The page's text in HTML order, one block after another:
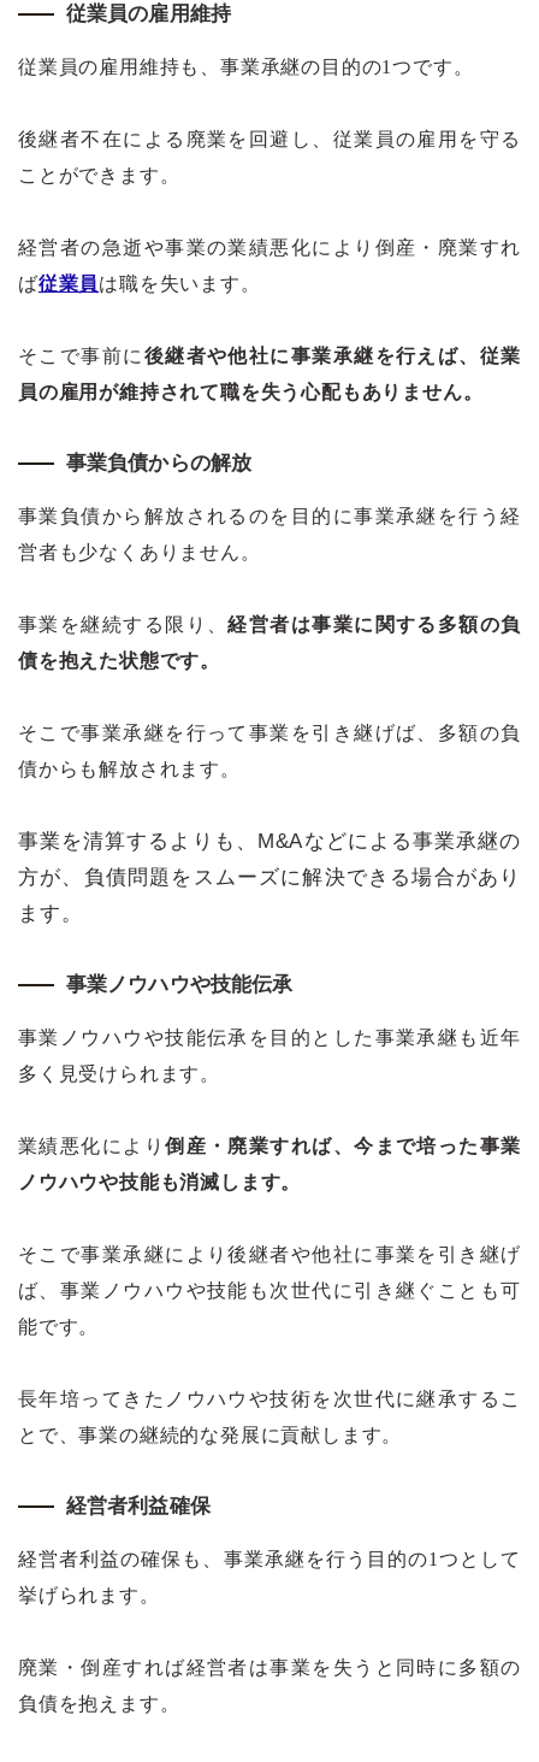
従業員の雇用維持
従業員の雇用維持も、事業承継の目的の1つです。
後継者不在による廃業を回避し、従業員の雇用を守る
ことができます。
経営者の急逝や事業の業績悪化により倒産・廃業すれ
ば従業員は職を失います。
そこで事前に 後継者や他社に事業承継を行えば、従業
員の雇用が維持されて職を失う心配もありません。
事業負債からの解放
事業負債から解放されるのを目的に事業承継を行う経
営者も少なくありません。
事業を継続する限り、経営者は事業に関する多額の負
債を抱えた状態です。
そこで事業承継を行って事業を引き継げば、多額の負
債からも解放されます。
事業を清算するよりも、M&Aなどによる事業承継の
方が、負債問題をスムーズに解決できる場合があり
ます。
事業ノウハウや技能伝承
事業ノウハウや技能伝承を目的とした事業承継も近年
多く見受けられます。
業績悪化により倒産・廃業すれば、今まで培った事業
ノウハウや技能も消滅します。
そこで事業承継により後継者や他社に事業を引き継げ
ば、事業ノウハウや技能も次世代に引き継ぐことも可
能です。
長年培ってきたノウハウや技術を次世代に継承するこ
とで、事業の継続的な発展に貢献します。
経営者利益確保
経営者利益の確保も、事業承継を行う目的の1つとして
挙げられます。
廃業・倒産すれば経営者は事業を失うと同時に多額の
負債を抱えます。